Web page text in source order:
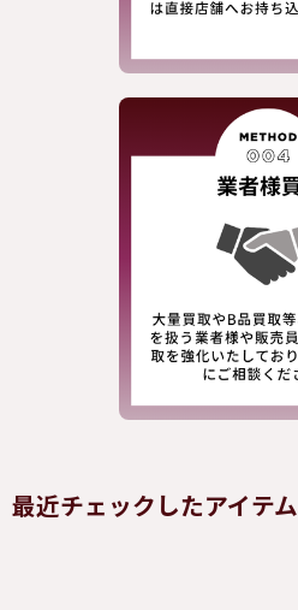
最近チェックしたアイテム